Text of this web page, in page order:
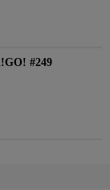
#249